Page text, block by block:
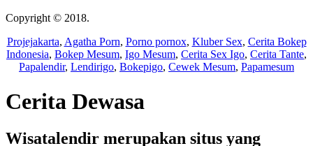
Copyright © 2018.
Projejakarta, Agatha Porn, Porno pornox, Kluber Sex, Cerita Bokep
Indonesia, Bokep Mesum, Igo Mesum, Cerita Sex Igo, Cerita Tante,
Papalendir, Lendirigo, Bokepigo, Cewek Mesum, Papamesum
Cerita Dewasa
Wisatalendir merupakan situs yang